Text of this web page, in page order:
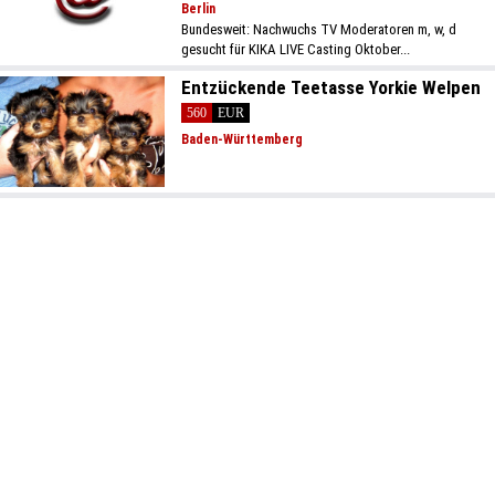
Berlin
Bundesweit: Nachwuchs TV Moderatoren m, w, d
gesucht für KIKA LIVE Casting Oktober...
Entzückende Teetasse Yorkie Welpen
560
EUR
Baden-Württemberg